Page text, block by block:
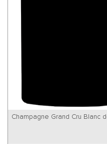
Champagne Grand Cru Blanc